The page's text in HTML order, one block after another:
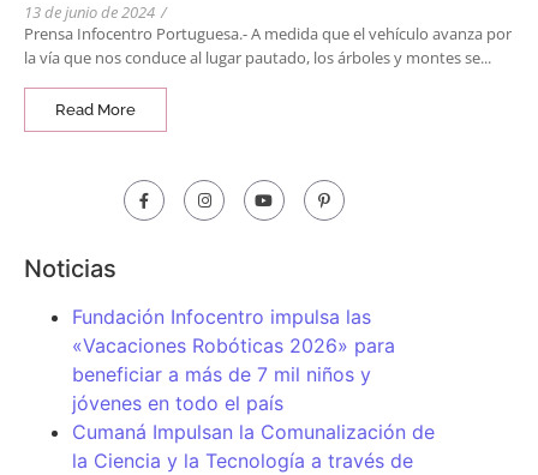
13 de junio de 2024 /
Prensa Infocentro Portuguesa.- A medida que el vehículo avanza por
la vía que nos conduce al lugar pautado, los árboles y montes se...
Read More
Noticias
Fundación Infocentro impulsa las
«Vacaciones Robóticas 2026» para
beneficiar a más de 7 mil niños y
jóvenes en todo el país
Cumaná Impulsan la Comunalización de
la Ciencia y la Tecnología a través de